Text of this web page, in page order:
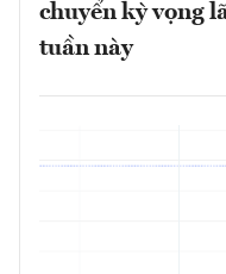
chuyển kỳ vọng
tuần này